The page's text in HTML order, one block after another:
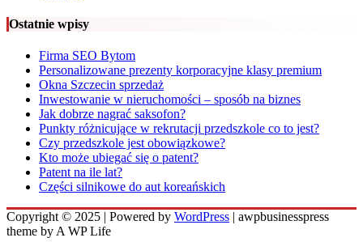
Ostatnie wpisy
Firma SEO Bytom
Personalizowane prezenty korporacyjne klasy premium
Okna Szczecin sprzedaż
Inwestowanie w nieruchomości – sposób na biznes
Jak dobrze nagrać saksofon?
Punkty różnicujące w rekrutacji przedszkole co to jest?
Czy przedszkole jest obowiązkowe?
Kto może ubiegać się o patent?
Patent na ile lat?
Części silnikowe do aut koreańskich
Copyright © 2025 | Powered by WordPress | awpbusinesspress
theme by A WP Life